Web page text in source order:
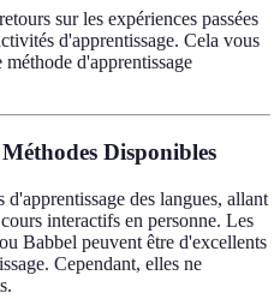
sur les expériences passées
d'apprentissage. Cela vous
d'apprentissage
Disponibles
des langues, allant
interactifs en personne. Les
Babbel peuvent être d'excellents
Cependant, elles ne